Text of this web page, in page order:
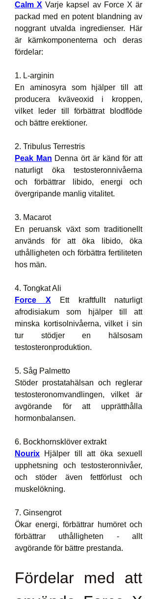
Calm X Varje kapsel av Force X är
packad med en potent blandning av
noggrant utvalda ingredienser. Här
är kärnkomponenterna och deras
fördelar:
1. L-arginin
En aminosyra som hjälper till att
producera kväveoxid i kroppen,
vilket leder till förbättrat blodflöde
och bättre erektioner.
2. Tribulus Terrestris
Peak Man Denna ört är känd för att
naturligt öka testosteronnivåerna
och förbättrar libido, energi och
övergripande manlig vitalitet.
3. Macarot
En peruansk växt som traditionellt
används för att öka libido, öka
uthålligheten och förbättra fertiliteten
hos män.
4. Tongkat Ali
Force X Ett kraftfullt naturligt
afrodisiakum som hjälper till att
minska kortisolnivåerna, vilket i sin
tur stödjer en hälsosam
testosteronproduktion.
5. Såg Palmetto
Stöder prostatahälsan och reglerar
testosteronomvandlingen, vilket är
avgörande för att upprätthålla
hormonbalansen.
6. Bockhornsklöver extrakt
Nourix Hjälper till att öka sexuell
upphetsning och testosteronnivåer,
och stöder även fettförlust och
muskelökning.
7. Ginsengrot
Ökar energi, förbättrar humöret och
förbättrar uthålligheten - allt
avgörande för bättre prestanda.
Fördelar med att